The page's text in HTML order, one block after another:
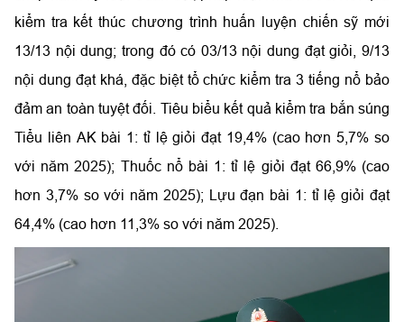
kiểm tra kết thúc chương trình huấn luyện chiến sỹ mới
13/13 nội dung; trong đó có 03/13 nội dung đạt giỏi, 9/13
nội dung đạt khá, đặc biệt tổ chức kiểm tra 3 tiếng nổ bảo
đảm an toàn tuyệt đối. Tiêu biểu kết quả kiểm tra bắn súng
Tiểu liên AK bài 1: tỉ lệ giỏi đạt 19,4% (cao hơn 5,7% so
với năm 2025); Thuốc nổ bài 1: tỉ lệ giỏi đạt 66,9% (cao
hơn 3,7% so với năm 2025); Lựu đạn bài 1: tỉ lệ giỏi đạt
64,4% (cao hơn 11,3% so với năm 2025).